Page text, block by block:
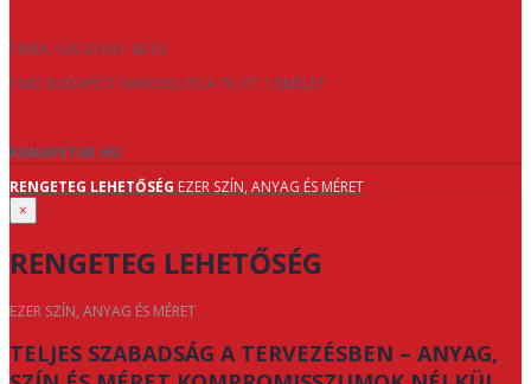
TÍMEA +36 20 561 46 33
1047 BUDAPEST BAROSS UTCA 75-77. 1 EMELET
KANAPETAR.HU
RENGETEG LEHETŐSÉG EZER SZÍN, ANYAG ÉS MÉRET
×
RENGETEG LEHETŐSÉG
EZER SZÍN, ANYAG ÉS MÉRET
TELJES SZABADSÁG A TERVEZÉSBEN – ANYAG,